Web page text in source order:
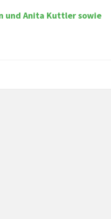
und Anita Kuttler sowie